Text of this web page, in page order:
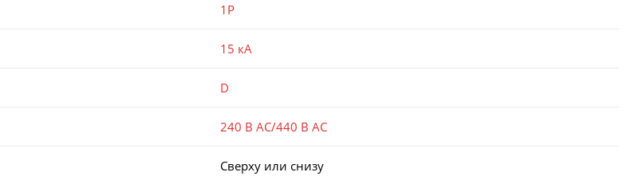
1P
15 кА
D
240 В AC/440 В AC
Сверху или снизу